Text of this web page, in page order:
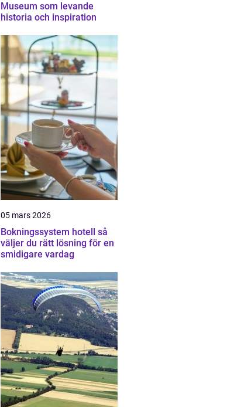
Museum som levande
historia och inspiration
05 mars 2026
Bokningssystem hotell så
väljer du rätt lösning för en
smidigare vardag